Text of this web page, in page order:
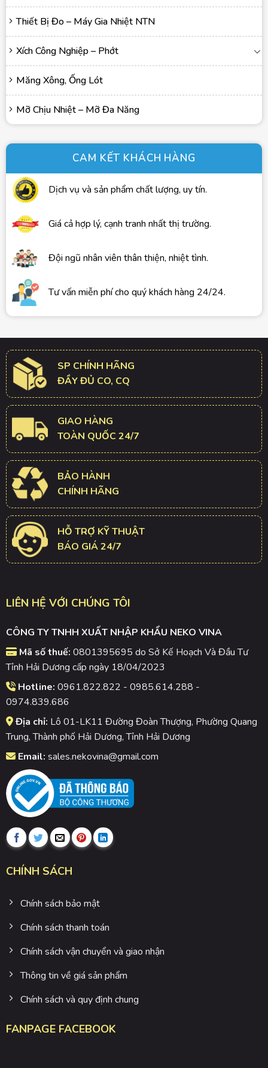
Thiết Bị Đo – Máy Gia Nhiệt NTN
Xích Công Nghiệp – Phớt
Măng Xông, Ống Lót
Mỡ Chịu Nhiệt – Mỡ Đa Năng
CAM KẾT KHÁCH HÀNG
Dịch vụ và sản phẩm chất lượng, uy tín.
Giá cả hợp lý, cạnh tranh nhất thị trường.
Đội ngũ nhân viên thân thiện, nhiệt tình.
Tư vấn miễn phí cho quý khách hàng 24/24.
SP CHÍNH HÃNG
ĐẦY ĐỦ CO, CQ
GIAO HÀNG
TOÀN QUỐC 24/7
BẢO HÀNH
CHÍNH HÃNG
HỖ TRỢ KỸ THUẬT
BÁO GIÁ 24/7
LIÊN HỆ VỚI CHÚNG TÔI
CÔNG TY TNHH XUẤT NHẬP KHẨU NEKO VINA
Mã số thuế: 0801395695 do Sở Kế Hoạch Và Đầu Tư
Tỉnh Hải Dương cấp ngày 18/04/2023
Hotline: 0961.822.822 - 0985.614.288 -
0974.839.686
Địa chỉ: Lô 01-LK11 Đường Đoàn Thượng, Phường Quang
Trung, Thành phố Hải Dương, Tỉnh Hải Dương
Email: sales.nekovina@gmail.com
CHÍNH SÁCH
Chính sách bảo mật
Chính sách thanh toán
Chính sách vận chuyển và giao nhận
Thông tin về giá sản phẩm
Chính sách và quy định chung
FANPAGE FACEBOOK